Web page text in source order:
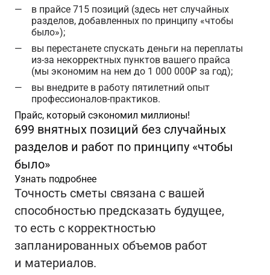
в прайсе 715 позиций (здесь нет случайных
разделов, добавленных по принципу «чтобы
было»);
вы перестанете спускать деньги на переплаты
из-за некорректных пунктов вашего прайса
(мы экономим на нем до 1 000 000₽ за год);
вы внедрите в работу пятилетний опыт
профессионалов-практиков.
Прайс, который сэкономил миллионы!
699 внятных позиций без случайных
разделов и работ по принципу «чтобы
было»
Узнать подробнее
Точность сметы связана с вашей
способностью предсказать будущее,
то есть с корректностью
запланированных объемов работ
и материалов.